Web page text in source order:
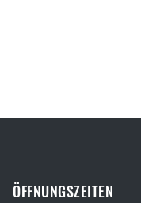
ÖFFNUNGSZEITEN